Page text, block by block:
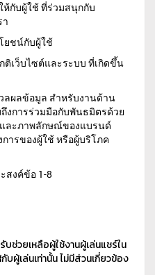
ห้กับผู้ใช้ ที่ร่วมสนุกกับ
า
ยชน์กับผู้ใช้
ติเว็บไซต์และระบบ ที่เกิดขึ้น
ลผลข้อมูล สำหรับงานด้าน
งการร่วมมือกับพันธมิตรด้วย
ะภาพลักษณ์ของแบรนด์
ารของผู้ใช้ หรือผู้บริโภค
สงค์ข้อ 1-8
ช่วยเหลือผู้ใช้งานผู้เล่นแชร์ใน
ผู้เล่นเท่านั้น ไม่มีส่วนเกี่ยวข้อง